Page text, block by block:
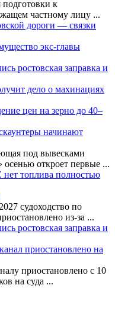
подготовки к
частному лицу ...
дороги — связки
экс-главы
ростовская заправка и
дело о махинациях
цен на зерно до 40–
начинают
под вывесками
откроет первые ...
топлива полностью
судоходство по
из-за ...
ростовская заправка и
приостановлено на
приостановлено с 10
на суда ...